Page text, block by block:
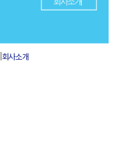
회사소개